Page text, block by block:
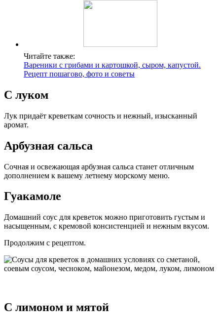
Читайте также:
Вареники с грибами и картошкой, сыром, капустой.
Рецепт пошагово, фото и советы
С луком
Лук придаёт креветкам сочность и нежный, изысканный
аромат.
Арбузная сальса
Сочная и освежающая арбузная сальса станет отличным
дополнением к вашему летнему морскому меню.
Гуакамоле
Домашний соус для креветок можно приготовить густым и
насыщенным, с кремовой консистенцией и нежным вкусом.
Продолжим с рецептом.
С лимоном и мятой